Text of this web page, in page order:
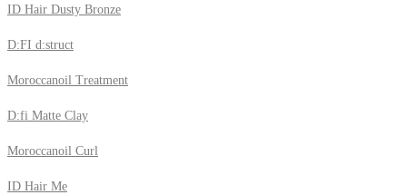
ID Hair Dusty Bronze
D:FI d:struct
Moroccanoil Treatment
D:fi Matte Clay
Moroccanoil Curl
ID Hair Me